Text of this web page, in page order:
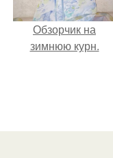
Обзорчик на
зимнюю курн.